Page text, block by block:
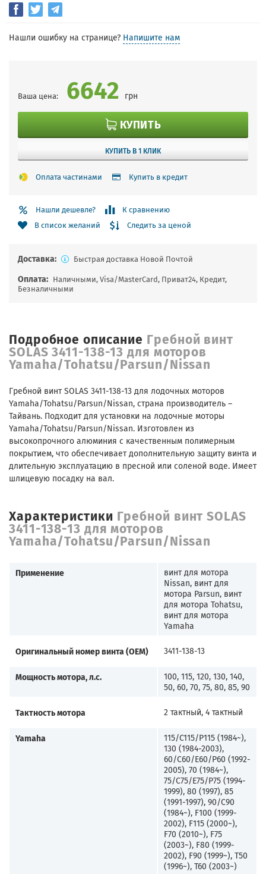
Нашли ошибку на странице? Напишите нам
Ваша цена: 6642 грн
КУПИТЬ
КУПИТЬ В 1 КЛИК
Оплата частинами Купить в кредит
Нашли дешевле?
К сравнению
В список желаний
Следить за ценой
Доставка: Быстрая доставка Новой Почтой
Оплата: Наличными, Visa/MasterCard, Приват24, Кредит,
Безналичными
Подробное описание Гребной винт
SOLAS 3411-138-13 для моторов
Yamaha/Tohatsu/Parsun/Nissan
Гребной винт SOLAS 3411-138-13 для лодочных моторов
Yamaha/Tohatsu/Parsun/Nissan, страна производитель –
Тайвань. Подходит для установки на лодочные моторы
Yamaha/Tohatsu/Parsun/Nissan. Изготовлен из
высокопрочного алюминия с качественным полимерным
покрытием, что обеспечивает дополнительную защиту винта и
длительную эксплуатацию в пресной или соленой воде. Имеет
шлицевую посадку на вал.
Характеристики Гребной винт SOLAS
3411-138-13 для моторов
Yamaha/Tohatsu/Parsun/Nissan
Применение
винт для мотора
Nissan, винт для
мотора Parsun, винт
для мотора Tohatsu,
винт для мотора
Yamaha
Оригинальный номер винта (OEM) 3411-138-13
Мощность мотора, л.с.
100, 115, 120, 130, 140,
50, 60, 70, 75, 80, 85, 90
Тактность мотора 2 тактный, 4 тактный
Yamaha
115/C115/P115 (1984~),
130 (1984-2003),
60/C60/E60/P60 (1992-
2005), 70 (1984~),
75/C75/E75/P75 (1994-
1999), 80 (1997), 85
(1991-1997), 90/C90
(1984~), F100 (1999-
2002), F115 (2000~),
F70 (2010~), F75
(2003~), F80 (1999-
2002), F90 (1999~), T50
(1996~), T60 (2003~)